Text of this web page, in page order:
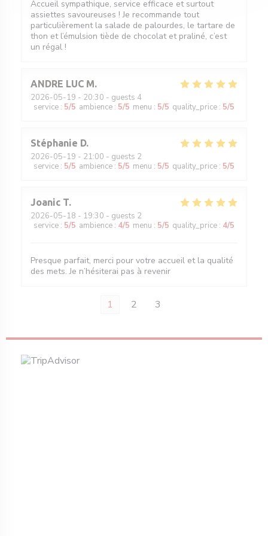
Accueil sympathique, service efficace et surtout
assiettes savoureuses ! Je recommande tout
particulièrement la salade de palourdes, le tartare de
thon et l’émulsion tiède de chocolat et praliné, c’est
un régal !
ANDRE LUC M
2026-05-19 - 20:30 - guests 4
service : 5/5 ambience : 5/5 menu : 5/5 quality_price : 5/5
Stéphanie D
2026-05-19 - 21:00 - guests 2
service : 5/5 ambience : 5/5 menu : 5/5 quality_price : 5/5
Joanic T
2026-05-18 - 19:30 - guests 2
service : 5/5 ambience : 4/5 menu : 5/5 quality_price : 4/5
Presque parfait, merci pour votre accueil et la qualité
des mets. Je n’hésiterai pas à revenir
1 2 3